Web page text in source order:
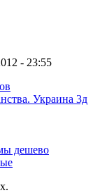
- 23:55
Украина 3д
дешево